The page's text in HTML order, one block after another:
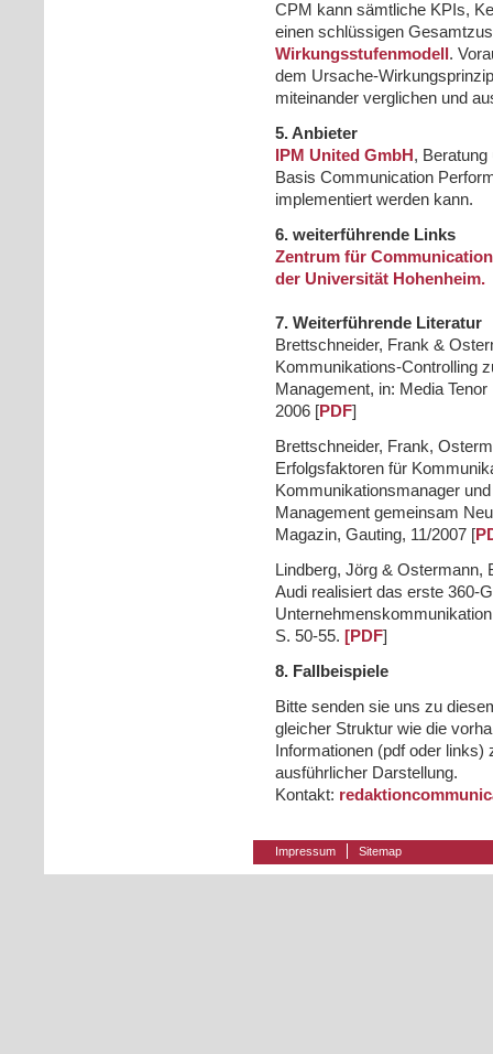
CPM kann sämtliche KPIs,
einen schlüssigen
Wirkungsstufenmodell .
dem Ursache-
miteinander verglichen und
5. Anbieter
IPM United GmbH ,
Basis Communication
implementiert werden kann.
6. weiterführende Links
Zentrum für
der Universität Hohenheim.
7. Weiterführende Literatur
Brettschneider, Frank &
Kommunikations-Controlling
Management, in: Media
2006 [PDF]
Brettschneider, Frank,
Erfolgsfaktoren für
Kommunikationsmanager
Management gemeinsam
Magazin, Gauting, 11/2007 [
Lindberg, Jörg & Ostermann,
Audi realisiert das erste 360-
S. 50-55. [PDF]
8. Fallbeispiele
Bitte senden sie uns zu
gleicher Struktur wie die
Informationen (pdf oder
ausführlicher Darstellung.
Kontakt: redaktion
Impressum Sitemap